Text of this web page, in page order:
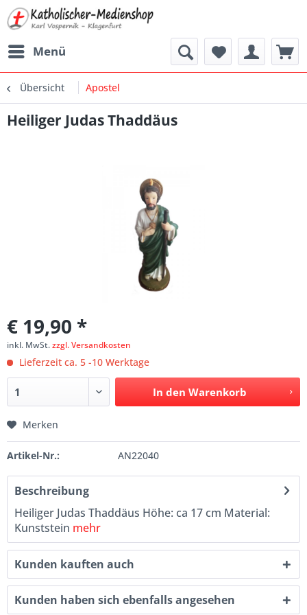
Menü
Übersicht Apostel
Heiliger Judas Thaddäus
€ 19,90 *
inkl. MwSt.zzgl. Versandkosten
Lieferzeit ca. 5 -10 Werktage
In den Warenkorb
Merken
Artikel-Nr.: AN22040
Beschreibung
Heiliger Judas Thaddäus Höhe: ca 17 cm Material:
Kunststein mehr
Kunden kauften auch
Kunden haben sich ebenfalls angesehen